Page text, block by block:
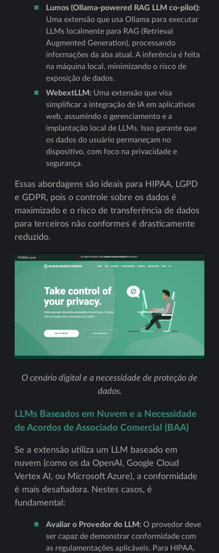
Lumos (Ollama-powered RAG LLM co-pilot):
Uma extensão que usa Ollama para executar
LLMs localmente para RAG (Retrieval
Augmented Generation), processando
informações da aba atual. A inferência é feita
na máquina local, minimizando o risco de
exposição de dados.
WebextLLM: Uma extensão que visa
simplificar a integração de IA em aplicativos
web, assumindo o gerenciamento e a
implantação local de LLMs. Isso garante que
os dados do usuário permaneçam no
dispositivo, com foco na privacidade e
segurança.
Essas abordagens são ideais para HIPAA, LGPD
e GDPR, pois o controle sobre os dados é
maximizado e o risco de transferência de dados
para terceiros não conformes é drasticamente
reduzido.
O cenário digital e a necessidade de proteção de
dados.
LLMs Baseados em Nuvem e a Necessidade
de Acordos de Associado Comercial (BAA)
Se a extensão utiliza um LLM baseado em
nuvem (como os da OpenAI, Google Cloud
Vertex AI, ou Microsoft Azure), a conformidade
é mais desafiadora. Nestes casos, é
fundamental:
Avaliar o Provedor do LLM: O provedor deve
ser capaz de demonstrar conformidade com
as regulamentações aplicáveis. Para HIPAA,